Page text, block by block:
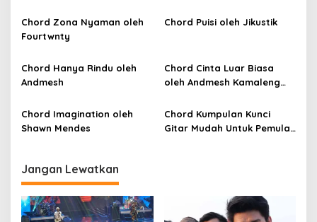
p
o
s
Chord Zona Nyaman oleh
Fourtwnty
Chord Puisi oleh Jikustik
Chord Hanya Rindu oleh
Andmesh
Chord Cinta Luar Biasa
oleh Andmesh Kamaleng
SKA)
Chord Imagination oleh
Shawn Mendes
Chord Kumpulan Kunci
Gitar Mudah Untuk Pemula
Jangan Lewatkan